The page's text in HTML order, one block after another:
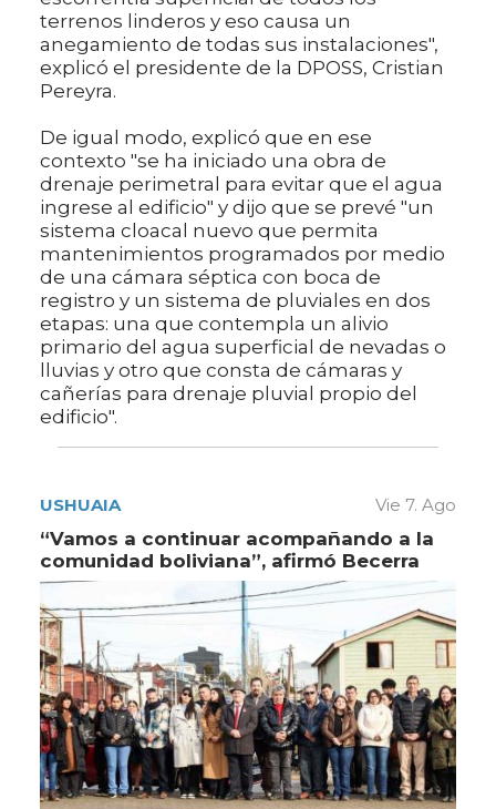
terrenos linderos y eso causa un
anegamiento de todas sus instalaciones",
explicó el presidente de la DPOSS, Cristian
Pereyra.
De igual modo, explicó que en ese
contexto "se ha iniciado una obra de
drenaje perimetral para evitar que el agua
ingrese al edificio" y dijo que se prevé "un
sistema cloacal nuevo que permita
mantenimientos programados por medio
de una cámara séptica con boca de
registro y un sistema de pluviales en dos
etapas: una que contempla un alivio
primario del agua superficial de nevadas o
lluvias y otro que consta de cámaras y
cañerías para drenaje pluvial propio del
edificio".
USHUAIA Vie 7. Ago
“Vamos a continuar acompañando a la
comunidad boliviana”, afirmó Becerra